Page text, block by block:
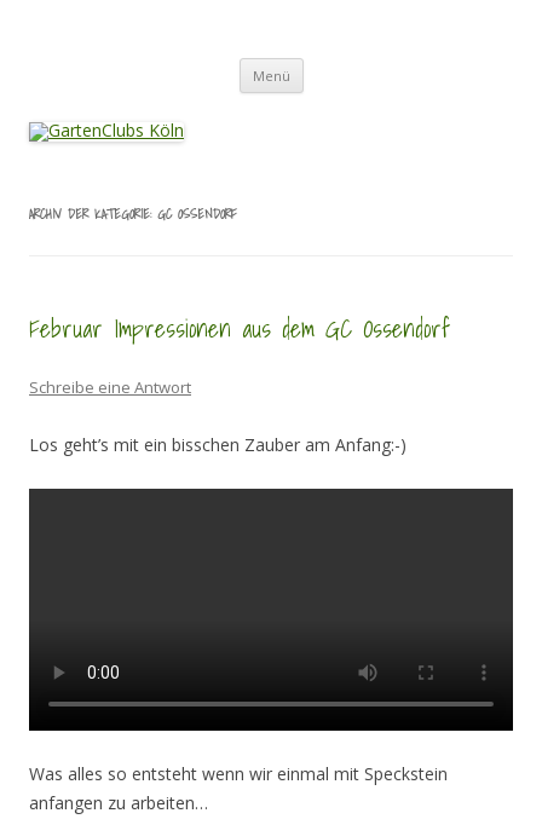
Menü
ARCHIV DER KATEGORIE: GC OSSENDORF
Februar Impressionen aus dem GC Ossendorf
Schreibe eine Antwort
Los geht’s mit ein bisschen Zauber am Anfang:-)
Was alles so entsteht wenn wir einmal mit Speckstein
anfangen zu arbeiten…